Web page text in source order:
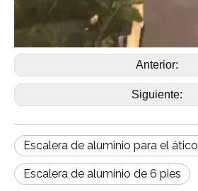
Anterior:
Siguiente:
Escalera de aluminio para el ático
Escalera de aluminio de 6 pies